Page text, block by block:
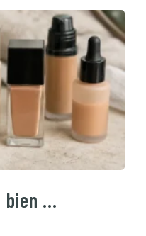
bien …